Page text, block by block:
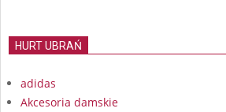
HURT UBRAŃ
adidas
Akcesoria damskie